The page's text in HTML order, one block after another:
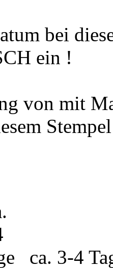
bei
ein !
von mit
ca. 3-4